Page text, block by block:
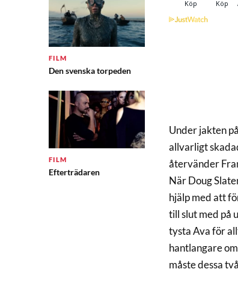
FILM
Den svenska torpeden
FILM
Efterträdaren
Under jakten
allvarligt
återvänder
När Doug
hjälp med att
till slut med på
tysta Ava för
hantlangare
måste dessa